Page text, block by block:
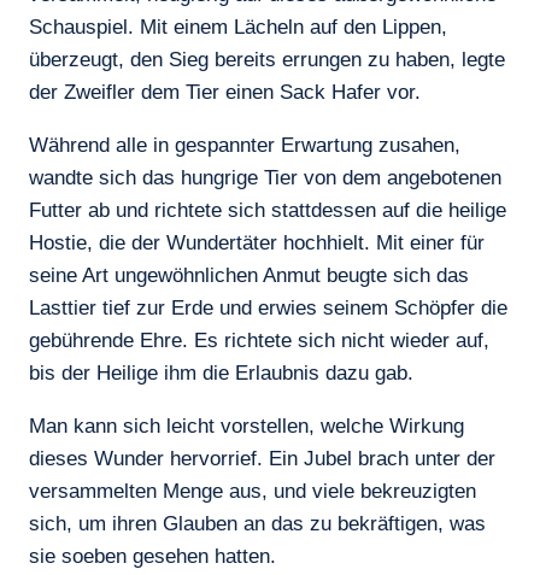
Schauspiel. Mit einem Lächeln auf den Lippen,
überzeugt, den Sieg bereits errungen zu haben, legte
der Zweifler dem Tier einen Sack Hafer vor.
Während alle in gespannter Erwartung zusahen,
wandte sich das hungrige Tier von dem angebotenen
Futter ab und richtete sich stattdessen auf die heilige
Hostie, die der Wundertäter hochhielt. Mit einer für
seine Art ungewöhnlichen Anmut beugte sich das
Lasttier tief zur Erde und erwies seinem Schöpfer die
gebührende Ehre. Es richtete sich nicht wieder auf,
bis der Heilige ihm die Erlaubnis dazu gab.
Man kann sich leicht vorstellen, welche Wirkung
dieses Wunder hervorrief. Ein Jubel brach unter der
versammelten Menge aus, und viele bekreuzigten
sich, um ihren Glauben an das zu bekräftigen, was
sie soeben gesehen hatten.